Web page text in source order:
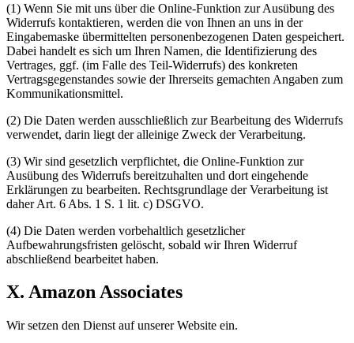
(1) Wenn Sie mit uns über die Online-Funktion zur Ausübung des
Widerrufs kontaktieren, werden die von Ihnen an uns in der
Eingabemaske übermittelten personenbezogenen Daten gespeichert.
Dabei handelt es sich um Ihren Namen, die Identifizierung des
Vertrages, ggf. (im Falle des Teil-Widerrufs) des konkreten
Vertragsgegenstandes sowie der Ihrerseits gemachten Angaben zum
Kommunikationsmittel.
(2) Die Daten werden ausschließlich zur Bearbeitung des Widerrufs
verwendet, darin liegt der alleinige Zweck der Verarbeitung.
(3) Wir sind gesetzlich verpflichtet, die Online-Funktion zur
Ausübung des Widerrufs bereitzuhalten und dort eingehende
Erklärungen zu bearbeiten. Rechtsgrundlage der Verarbeitung ist
daher Art. 6 Abs. 1 S. 1 lit. c) DSGVO.
(4) Die Daten werden vorbehaltlich gesetzlicher
Aufbewahrungsfristen gelöscht, sobald wir Ihren Widerruf
abschließend bearbeitet haben.
X. Amazon Associates
Wir setzen den Dienst auf unserer Website ein.